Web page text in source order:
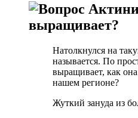
выращивает?
Натолкнулся на
называется. По
выращивает, как
нашем регионе?
Жуткий зануда из